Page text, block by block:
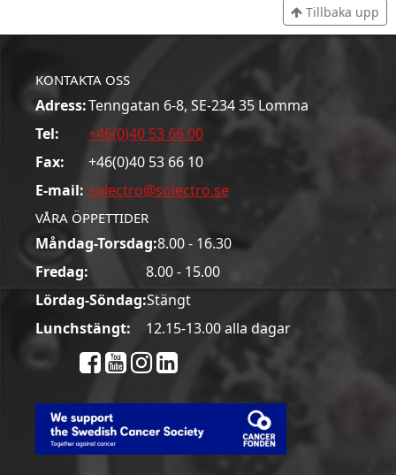
Tillbaka upp
KONTAKTA OSS
Adress:Tenngatan 6-8, SE-234 35 Lomma
Tel:
+46(0)40 53 66 00
Fax:
+46(0)40 53 66 10
E-mail: solectro@solectro.se
VÅRA ÖPPETTIDER
Måndag-Torsdag:8.00 - 16.30
Fredag:
8.00 - 15.00
Lördag-Söndag:Stängt
Lunchstängt:
12.15-13.00 alla dagar